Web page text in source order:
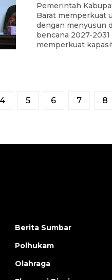
Pemerintah
Barat memperkuat
dengan menyusun
bencana 2027-
memperkuat
4 5 6 7 8
Berita Sumbar
Polhukam
Olahraga